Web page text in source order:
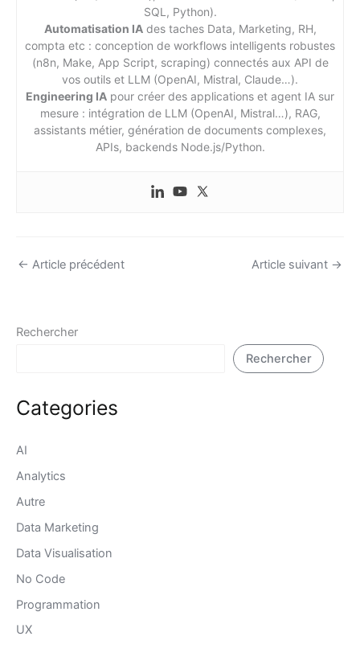
SQL, Python).
Automatisation IAdes taches Data, Marketing, RH,
compta etc : conception de workflows intelligents robustes
(n8n, Make, App Script, scraping) connectés aux API de
vos outils et LLM (OpenAI, Mistral, Claude…).
Engineering IA pour créer des applications et agent IA sur
mesure : intégration de LLM (OpenAI, Mistral…), RAG,
assistants métier, génération de documents complexes,
APIs, backends Node.js/Python.
← Article précédent Article suivant →
Rechercher
Rechercher
Categories
AI
Analytics
Autre
Data Marketing
Data Visualisation
No Code
Programmation
UX